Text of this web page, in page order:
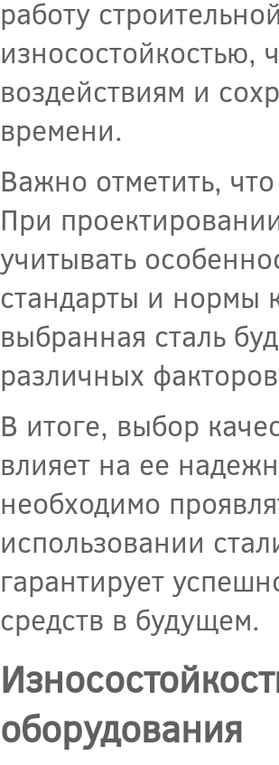
работу
износостойкостью,
воздействиям и
времени.
Важно отметить,
При
учитывать
стандарты и нормы
выбранная сталь
различных
В итоге, выбор
влияет на ее
необходимо
использовании
гарантирует
средств в будущем.
оборудования